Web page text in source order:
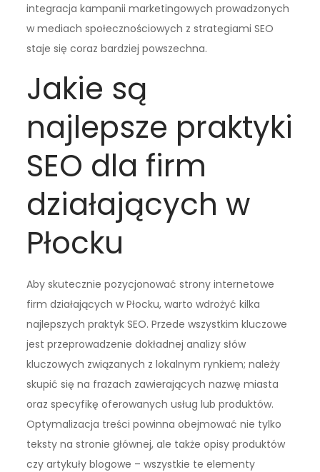
integracja kampanii marketingowych prowadzonych
w mediach społecznościowych z strategiami SEO
staje się coraz bardziej powszechna.
Jakie są
najlepsze praktyki
SEO dla firm
działających w
Płocku
Aby skutecznie pozycjonować strony internetowe
firm działających w Płocku, warto wdrożyć kilka
najlepszych praktyk SEO. Przede wszystkim kluczowe
jest przeprowadzenie dokładnej analizy słów
kluczowych związanych z lokalnym rynkiem; należy
skupić się na frazach zawierających nazwę miasta
oraz specyfikę oferowanych usług lub produktów.
Optymalizacja treści powinna obejmować nie tylko
teksty na stronie głównej, ale także opisy produktów
czy artykuły blogowe – wszystkie te elementy